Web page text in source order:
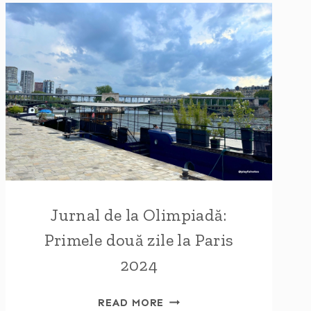
Jurnal de la Olimpiadă:
Primele două zile la Paris
2024
READ MORE JURNAL